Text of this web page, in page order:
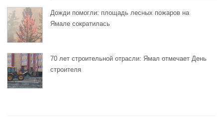
Дожди помогли: площадь лесных пожаров на
Ямале сократилась
70 лет строительной отрасли: Ямал отмечает День
строителя